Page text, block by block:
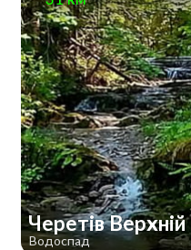
Черетів Верхній
Водоспад